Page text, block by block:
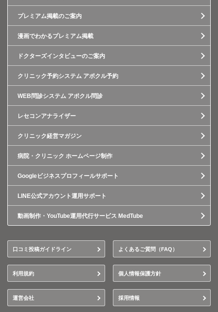
プレミアム掲載のご案内
漫画でわかるプレミアム掲載
ドクターズインタビューのご案内
クリニック予約システム アポクル予約
WEB問診システム アポクル問診
レセコンアナライザー
クリニック経営マガジン
病院・クリニック ホームページ制作
Googleビジネスプロフィールサポート
LINE公式アカウント運用サポート
動画制作・YouTube運用代行サービス MedTube
口コミ投稿ガイドライン よくあるご質問（FAQ）
利用規約 個人情報保護方針
運営会社 採用情報